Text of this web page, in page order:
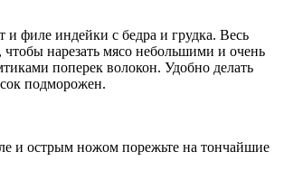
и филе индейки с бедра и грудка. Весь
нарезать мясо небольшими и очень
поперек волокон. Удобно делать
подморожен.
и острым ножом порежьте на тончайшие